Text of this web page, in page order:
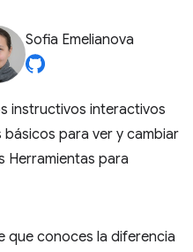
Sofia Emelianova
instructivos interactivos
para ver y cambiar
Herramientas para
que conoces la diferencia